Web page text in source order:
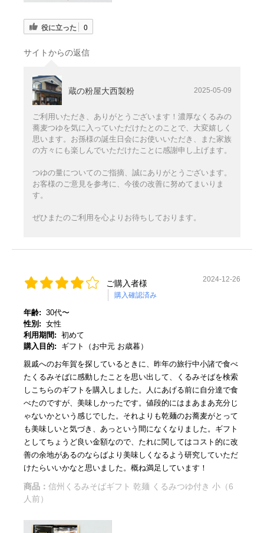
役に立った 0
サイトからの返信
蔵の粉屋大西製粉 2025-05-09
ご利用いただき、ありがとうございます！濃厚なくるみの
蕎麦つゆを気に入っていただけたとのことで、大変嬉しく
思います。お孫様の誕生日会にお使いいただき、また家族
の方々にも楽しんでいただけたことに感謝申し上げます。
つゆの量についてのご指摘、誠にありがとうございます。
お客様のご意見を参考に、今後の改善に努めてまいりま
す。
ぜひまたのご利用を心よりお待ちしております。
ご購入者様
購入確認済み
2024-12-26
年齢: 30代〜
性別: 女性
利用期間: 初めて
購入目的:
ギフト（お中元 お歳暮）
親戚へのお年賀を探しているときに、昨年の旅行中小諸で食べ
たくるみそばに感動したことを思い出して、くるみそばを検索
しこちらのギフトを購入しました。人にあげる前に自分達で食
べたのですが、美味しかったです。値段的にはまあまあ充分じ
ゃないかという感じでした。それよりも乾麺のお蕎麦がとって
も美味しいと気づき、あっという間になくなりました。ギフト
としてちょうど良い金額なので、たれに関してはコスト的に改
善の余地があるのならばより美味しくなるよう研究していただ
けたらいいかなと思いました。概ね満足しています！
商品： 信州くるみそばギフト 乾麺 くるみつゆ付き 小（6
人前）